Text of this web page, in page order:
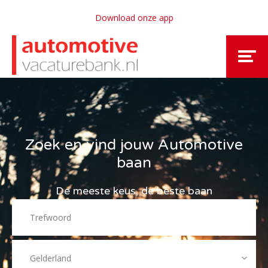
Download onze app
Zoek en vind jouw Automotive
baan
De meeste keus, de beste baan